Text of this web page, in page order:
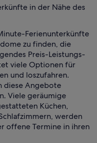
in der Nähe des
Ferienunterkünfte
zu finden, die
Preis-Leistungs-
viele Optionen für
und loszufahren.
diese Angebote
Viele geräumige
Küchen,
werden
offene Termine in ihren